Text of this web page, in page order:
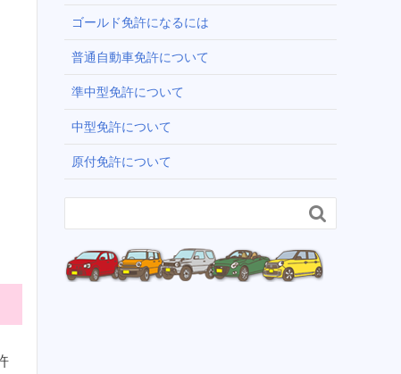
ゴールド免許になるには
普通自動車免許について
準中型免許について
中型免許について
原付免許について
